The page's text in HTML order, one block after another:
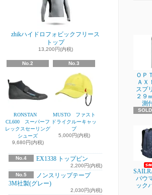
zhikハイドロフォビックフリース
トップ
13,200円(内税)
No.2
RONSTAN
CL600 スーパーフ
レックスセーリング
シューズ
9,680円(内税)
No.3
MUSTO ファスト
ドライクルーキャッ
プ
5,000円(内税)
No.4 EX1338 トップピン
2,200円(内税)
No.5
ノンスリップテープ
3M社製(グレー)
2,030円(内税)
ＯＰ
ＡＸ
スプ
２９
測
バウ
ック